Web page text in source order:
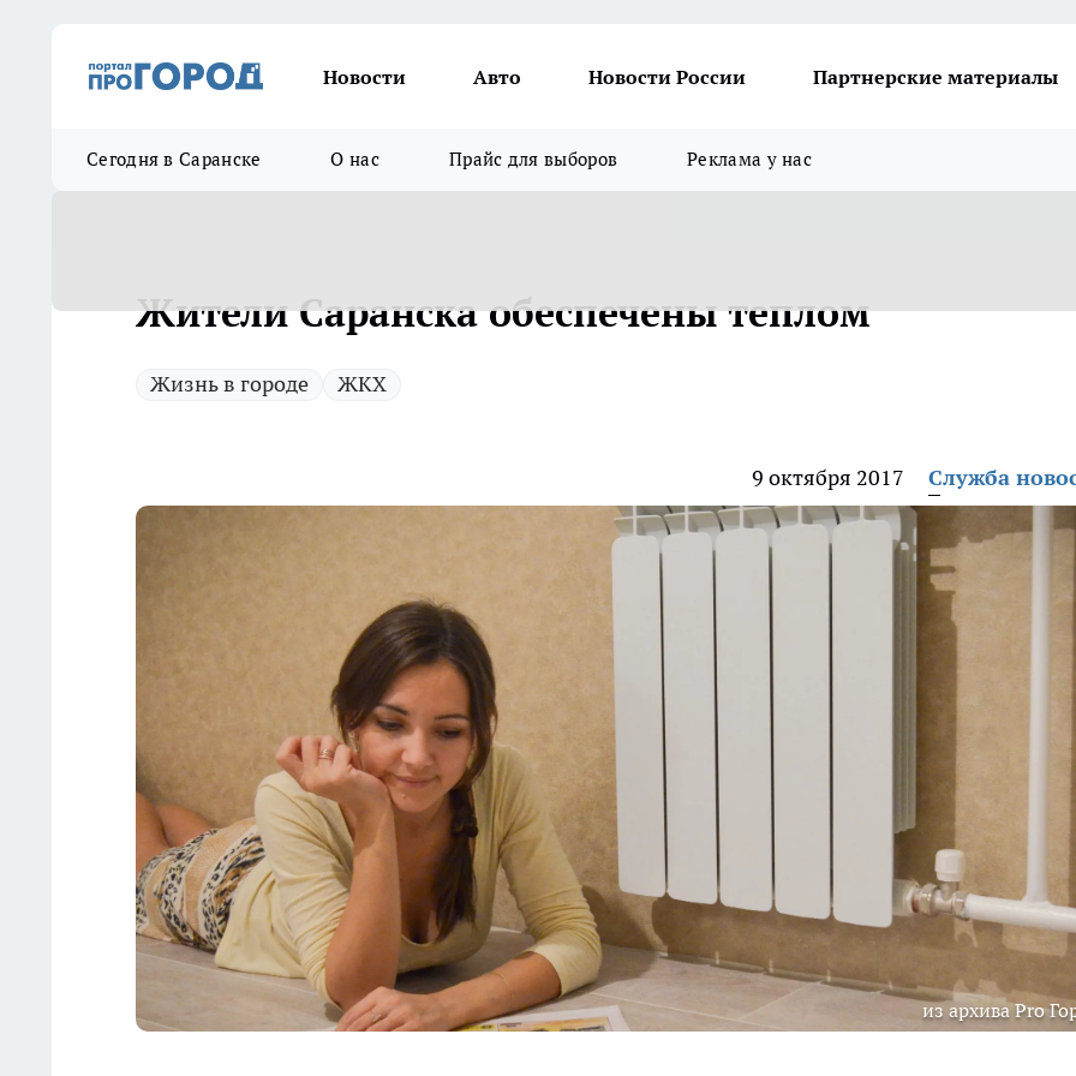
Новости Авто Новости России Партнерские материалы
Сегодня в Саранске О нас Прайс для выборов Реклама у нас
Жители Саранска обеспечены теплом
Жизнь в городе ЖКХ
9 октября 2017 Служба
из архива Pro